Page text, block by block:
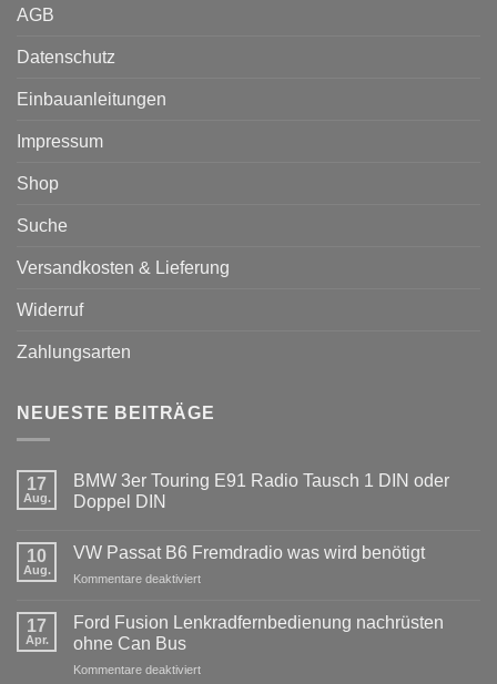
AGB
Datenschutz
Einbauanleitungen
Impressum
Shop
Suche
Versandkosten & Lieferung
Widerruf
Zahlungsarten
NEUESTE BEITRÄGE
17
Aug.
BMW 3er Touring E91 Radio Tausch 1 DIN oder
Doppel DIN
zu
3er
Radio
Tausch
1
DIN
10
Aug.
VW Passat B6 Fremdradio was wird benötigt
Kommentare deaktiviertfür
Passat
was
17
Apr.
Ford Fusion Lenkradfernbedienung nachrüsten
ohne Can Bus
Kommentare deaktiviertfür